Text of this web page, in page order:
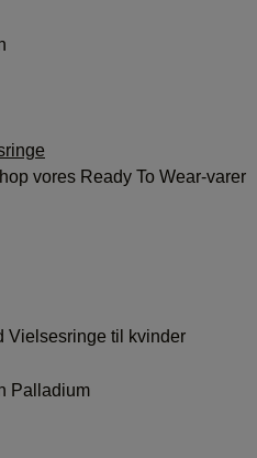
vores Ready To Wear-varer
Vielsesringe til kvinder
Palladium